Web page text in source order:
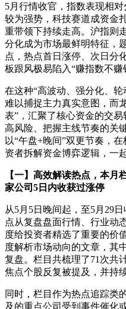
5月行情收官，指数表现相
较为强势，科技赛道成资金
重带领下持续走高。沪指则
分化成为市场最鲜明特征，
点，热点首日涨停、次日分
板跟风极易陷入“赚指数不赚
在这种“高波动、强分化、
难以捕捉主力真实意图，而
表”，汇聚了核心资金的交
高风险、把握主线节奏的关
以“午盘+晚间”双更节奏，
资者拆解资金博弈逻辑，一
【一】高效解读热点，本月
家公司5日内收获过涨停
从5月5日晚间起，至5月29
点从复盘盘面行情、行业动
度给投资者精选了重要的价
度解析市场动向的文章，其
复盘。栏目共梳理了71次共
焦点个股反复被提及，并持
同时，栏目作为热点追踪类
及的重点公司受到事件催化